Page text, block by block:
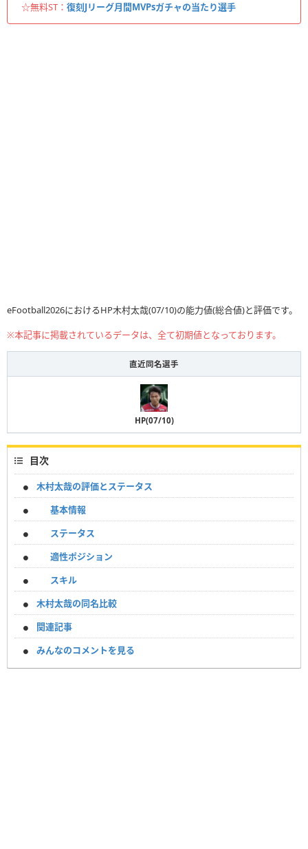
☆無料ST： 復刻Jリーグ月間MVPsガチャの当たり選手
eFootball2026におけるHP木村太哉(07/10)の能力値(総合値)と評価です。
※本記事に掲載されているデータは、全て初期値となっております。
直近同名選手
HP(07/10)
目次
木村太哉の評価とステータス
基本情報
ステータス
適性ポジション
スキル
木村太哉の同名比較
関連記事
みんなのコメントを見る